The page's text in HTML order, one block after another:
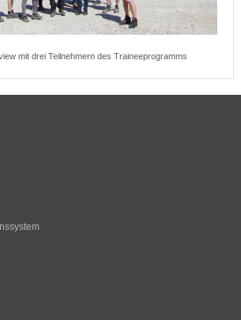
mit drei Teilnehmern des Traineeprogramms